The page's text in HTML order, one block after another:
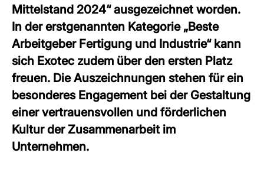
Mittelstand 2024“ ausgezeichnet worden.
In der erstgenannten Kategorie „Beste
Arbeitgeber Fertigung und Industrie“ kann
sich Exotec zudem über den ersten Platz
freuen. Die Auszeichnungen stehen für ein
besonderes Engagement bei der Gestaltung
einer vertrauensvollen und förderlichen
Kultur der Zusammenarbeit im
Unternehmen.